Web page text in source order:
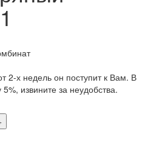
2-х недель он поступит к Вам. В
извините за неудобства.